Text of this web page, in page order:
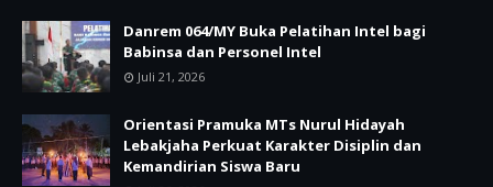
Danrem 064/MY Buka Pelatihan Intel bagi
Babinsa dan Personel Intel
Juli 21, 2026
Orientasi Pramuka MTs Nurul Hidayah
Lebakjaha Perkuat Karakter Disiplin dan
Kemandirian Siswa Baru